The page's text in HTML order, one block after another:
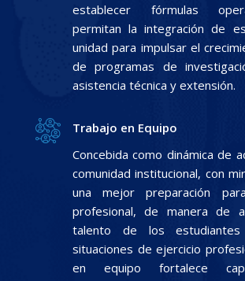
establecer fórmulas
permitan la integración de
unidad para impulsar el
de programas de
asistencia técnica y extensión.
Trabajo en Equipo
Concebida como dinámica de
comunidad institucional, con
una mejor preparación
profesional, de manera de
talento de los
situaciones de ejercicio
en equipo fortalece